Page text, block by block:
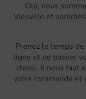
Oui, nous
Viesville et
Prenez le temps
ligne et de passer
choisi. Il nous faut
votre commande et